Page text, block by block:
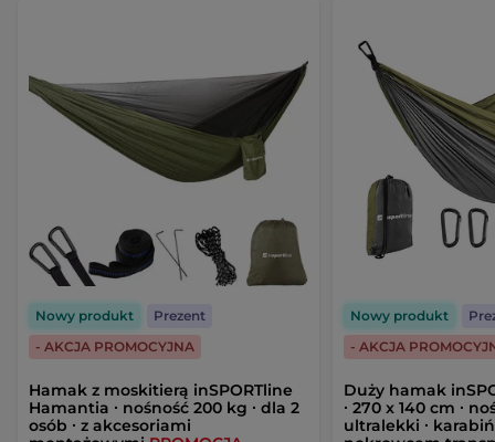
Hamak z moskitierą inSPORTline
Hamantia ∙ nośność 200 kg ∙ dla 2
osób ∙ z akcesoriami
Nowy produkt
Prezent
- AKCJA PROMOCYJNA
Duży hamak
∙ 270 x 140 cm ∙
ultralekki ∙
Nowy produkt
- AKCJA